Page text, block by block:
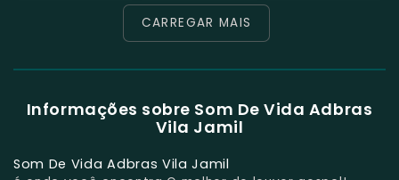
CARREGAR MAIS
Informações sobre Som De Vida Adbras
Vila Jamil
Som De Vida Adbras Vila Jamil